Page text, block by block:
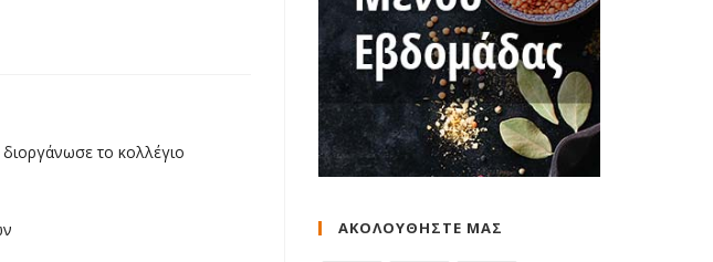
το κολλέγιο
ΑΚΟΛΟΥΘΗΣΤΕ ΜΑΣ